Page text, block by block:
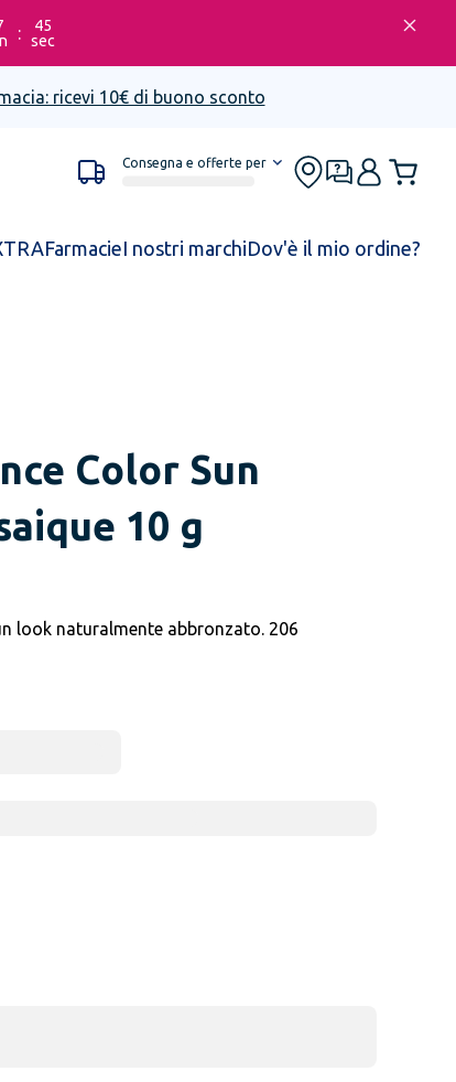
:
45
sec
ricevi 10€ di buono sconto
Consegna e offerte per
FarmacieI nostri marchiDov'è il mio ordine?
Color Sun
10 g
look naturalmente abbronzato. 206